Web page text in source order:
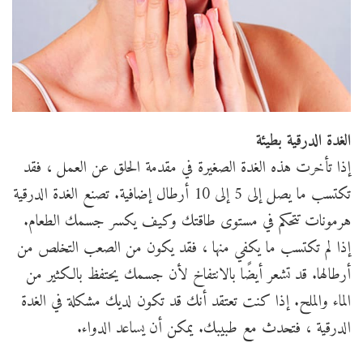
الغدة الدرقية بطيئة
إذا تأخرت هذه الغدة الصغيرة في مقدمة الحلق عن العمل ، فقد
تكتسب ما يصل إلى 5 إلى 10 أرطال إضافية. تصنع الغدة الدرقية
هرمونات تتحكم في مستوى طاقتك وكيف يكسر جسمك الطعام.
إذا لم تكتسب ما يكفي منها ، فقد يكون من الصعب التخلص من
أرطالها. قد تشعر أيضًا بالانتفاخ لأن جسمك يحتفظ بالكثير من
الماء والملح. إذا كنت تعتقد أنك قد تكون لديك مشكلة في الغدة
الدرقية ، فتحدث مع طبيبك. يمكن أن يساعد الدواء.